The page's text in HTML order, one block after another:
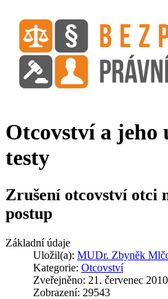
Otcovství a jeho
testy
Zrušení otcovství otci
postup
Základní údaje
Uložil(a): MUDr. Zbyněk
Kategorie: Otcovství
Zveřejněno: 21. červenec 2010
Zobrazení: 29543